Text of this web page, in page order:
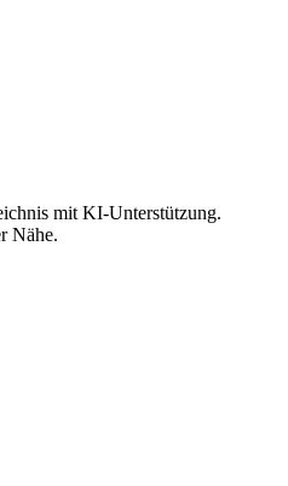
mit KI-Unterstützung.
Nähe.